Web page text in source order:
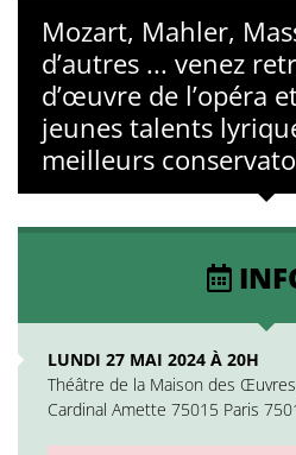
Mozart, Mahler,
d’autres ... venez
d’œuvre de l’opéra
jeunes talents
meilleurs
LUNDI 27 MAI 2024 À 20H
Théâtre de la Maison des
Cardinal Amette 75015 Paris